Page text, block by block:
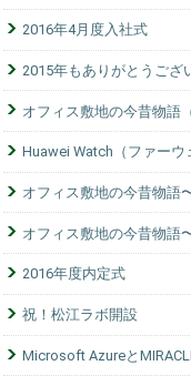
2016年4月度入社式
2015年もありがとうござ
オフィス敷地の今昔物語
Huawei Watch（ファーウ
オフィス敷地の今昔物語
オフィス敷地の今昔物語
2016年度内定式
祝！松江ラボ開設
Microsoft Azureと